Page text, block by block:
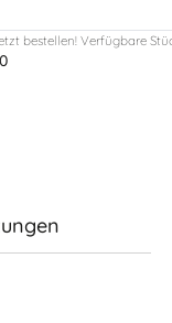
bestellen! Verfügbare